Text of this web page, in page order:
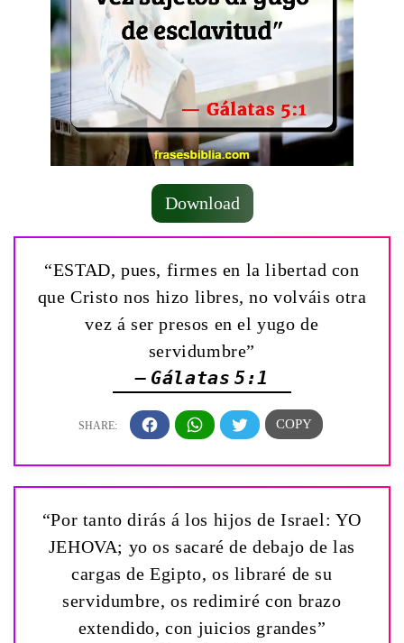
Download
“ESTAD, pues, firmes en la libertad con
que Cristo nos hizo libres, no volváis otra
vez á ser presos en el yugo de
servidumbre”
— Gálatas 5:1
“Por tanto dirás á los hijos de Israel: YO
JEHOVA; yo os sacaré de debajo de las
cargas de Egipto, os libraré de su
servidumbre, os redimiré con brazo
extendido, con juicios grandes”